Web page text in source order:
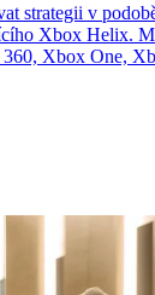
strategii v
Xbox Helix.
Xbox One,